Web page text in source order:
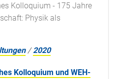
Kolloquium - 175 Jahre
Physik als
/2020
Kolloquium und WEH-